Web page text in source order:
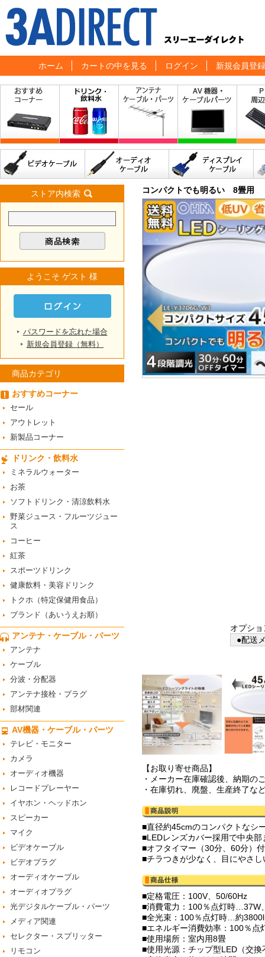
ホーム カートの中を見る ログイン 新規会員登録
ストア内検索
ようこそ ゲスト 様
パスワードを忘れた場合
新規会員登録（無料）
商品カテゴリ
おすすめコーナー
セール
アウトレット
新製品コーナー
ドリンク・飲料水
ミネラルウォーター
お茶
ソフトドリンク・清涼飲料水
野菜ジュース・フルーツジュー
ス
コーヒー
紅茶
スポーツドリンク
健康飲料・美容ドリンク
トクホ（特定保健用食品）
ブランド（あいうえお順）
アンテナ・ケーブル・パーツ
アンテナ
ケーブル
分波・分配器
アンテナ接栓・プラグ
部材関連
AV機器・ケーブル・パーツ
テレビ・モニター
カメラ
オーディオ機器
レコードプレーヤー
イヤホン・ヘッドホン
スピーカー
マイク
ビデオケーブル
ビデオプラグ
オーディオケーブル
オーディオプラグ
光デジタルケーブル・パーツ
メディア関連
セレクター・スプリッター
リモコン
コンパクトでも明るい 8畳用
オプシ
●配送
【お取り寄せ商品】
・メーカー在庫確認後、納期の
・在庫切れ、廃盤、生産終了な
■直径約45cmのコンパクトなシ
■LEDレンズカバー採用で中央
■オフタイマー（30分、60分）
■チラつきが少なく、目にやさ
■定格電圧：100V、50/60Hz
■消費電力：100％点灯時
■全光束：100％点灯時…約
■エネルギー消費効率：100％
■使用場所：室内用8畳
■使用光源：チップ型LED（交換